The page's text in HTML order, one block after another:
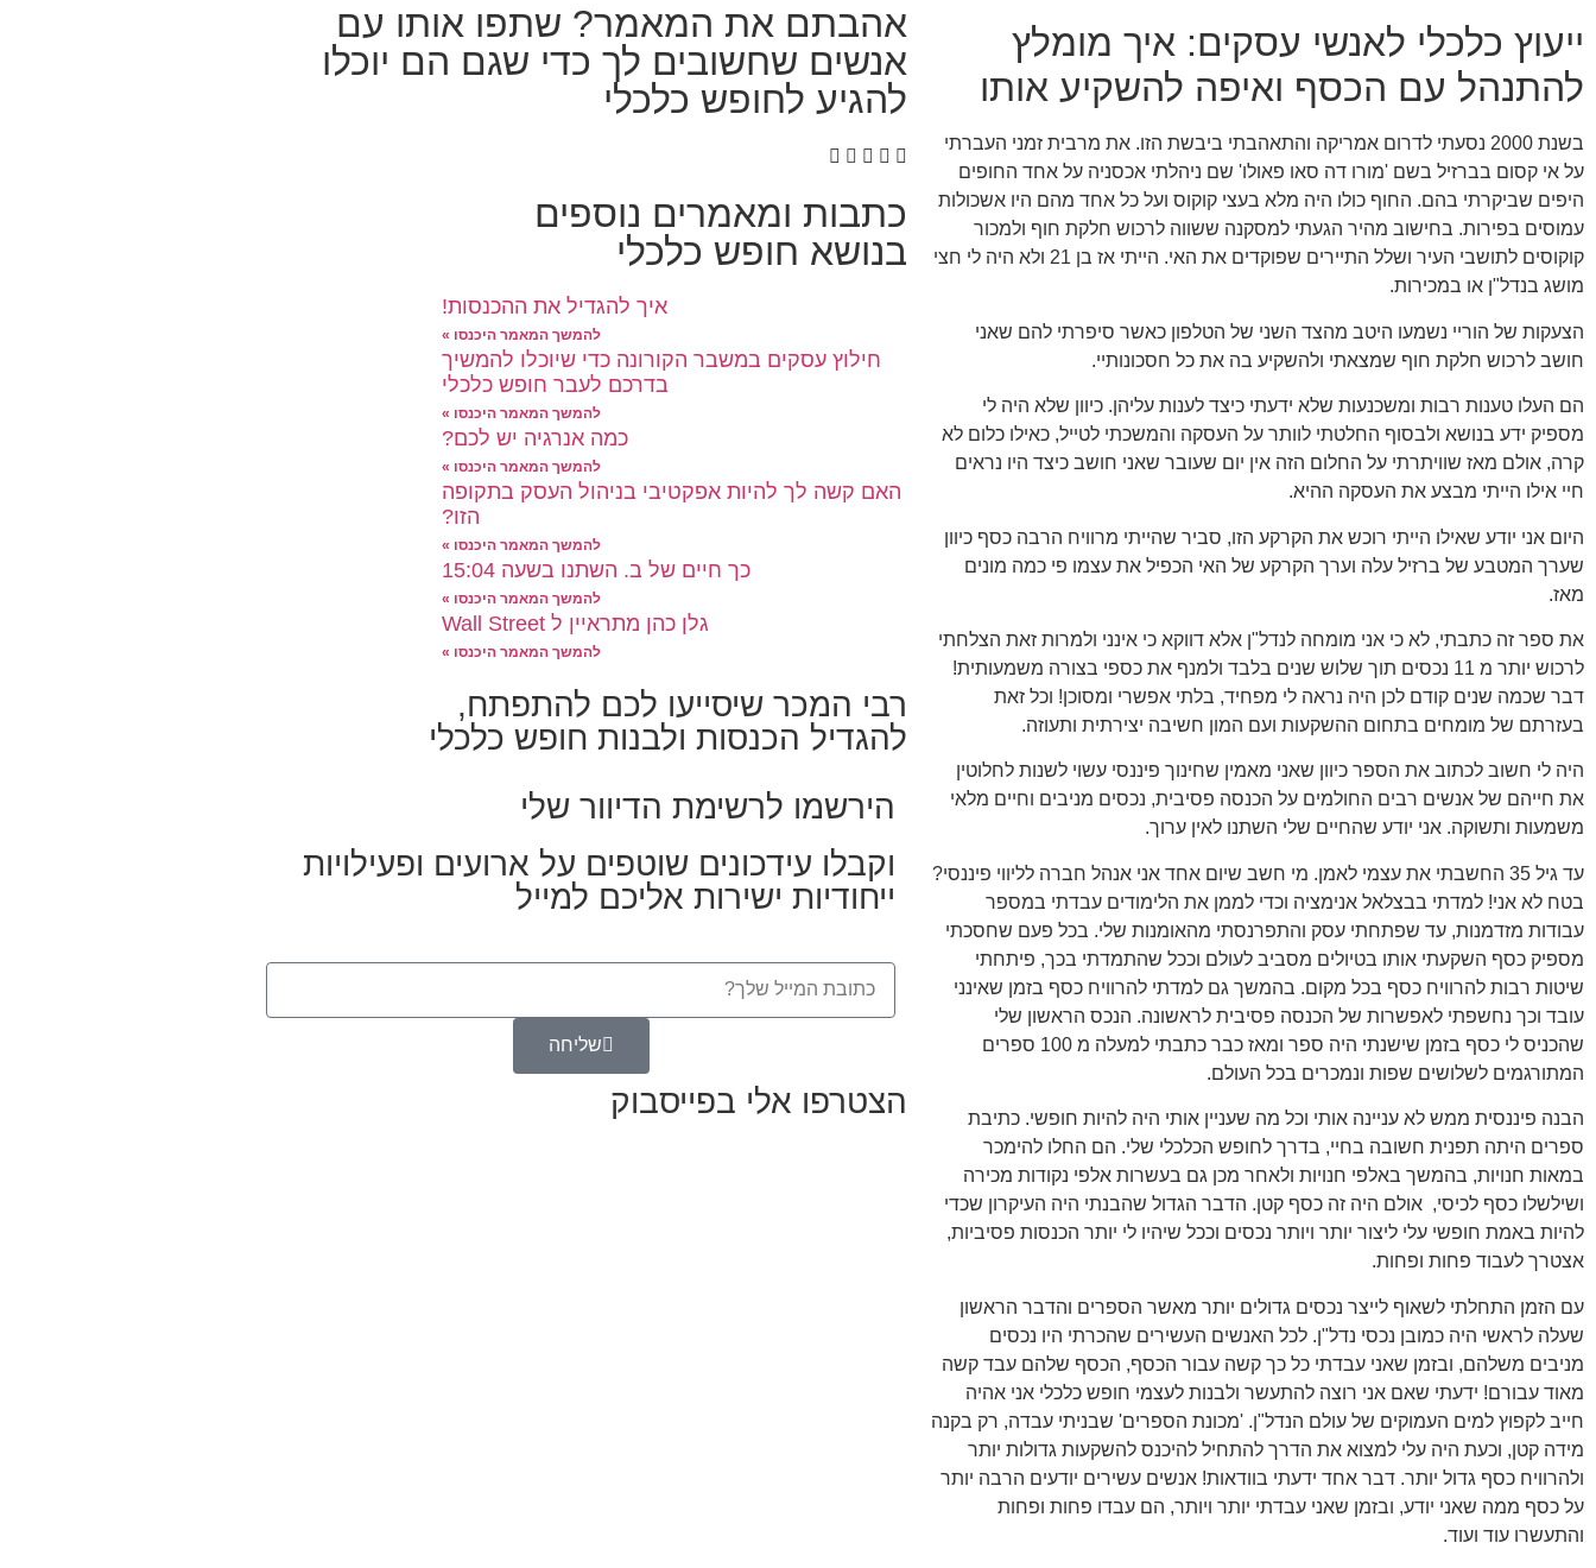
ייעוץ כלכלי לאנשי עסקים: איך מומלץ
להתנהל עם הכסף ואיפה להשקיע אותו
בשנת 2000 נסעתי לדרום אמריקה והתאהבתי ביבשת הזו. את מרבית זמני העברתי
על אי קסום בברזיל בשם 'מורו דה סאו פאולו' שם ניהלתי אכסניה על אחד החופים
היפים שביקרתי בהם. החוף כולו היה מלא בעצי קוקוס ועל כל אחד מהם היו אשכולות
עמוסים בפירות. בחישוב מהיר הגעתי למסקנה ששווה לרכוש חלקת חוף ולמכור
קוקוסים לתושבי העיר ושלל התיירים שפוקדים את האי. הייתי אז בן 21 ולא היה לי חצי
מושג בנדל"ן או במכירות.
הצעקות של הוריי נשמעו היטב מהצד השני של הטלפון כאשר סיפרתי להם שאני
חושב לרכוש חלקת חוף שמצאתי ולהשקיע בה את כל חסכונותיי.
הם העלו טענות רבות ומשכנעות שלא ידעתי כיצד לענות עליהן. כיוון שלא היה לי
מספיק ידע בנושא ולבסוף החלטתי לוותר על העסקה והמשכתי לטייל, כאילו כלום לא
קרה, אולם מאז שוויתרתי על החלום הזה אין יום שעובר שאני חושב כיצד היו נראים
חיי אילו הייתי מבצע את העסקה ההיא.
היום אני יודע שאילו הייתי רוכש את הקרקע הזו, סביר שהייתי מרוויח הרבה כסף כיוון
שערך המטבע של ברזיל עלה וערך הקרקע של האי הכפיל את עצמו פי כמה מונים
מאז.
את ספר זה כתבתי, לא כי אני מומחה לנדל"ן אלא דווקא כי אינני ולמרות זאת הצלחתי
לרכוש יותר מ 11 נכסים תוך שלוש שנים בלבד ולמנף את כספי בצורה משמעותית!
דבר שכמה שנים קודם לכן היה נראה לי מפחיד, בלתי אפשרי ומסוכן! וכל זאת
בעזרתם של מומחים בתחום ההשקעות ועם המון חשיבה יצירתית ותעוזה.
היה לי חשוב לכתוב את הספר כיוון שאני מאמין שחינוך פיננסי עשוי לשנות לחלוטין
את חייהם של אנשים רבים החולמים על הכנסה פסיבית, נכסים מניבים וחיים מלאי
משמעות ותשוקה. אני יודע שהחיים שלי השתנו לאין ערוך.
עד גיל 35 החשבתי את עצמי לאמן. מי חשב שיום אחד אני אנהל חברה לליווי פיננסי?
בטח לא אני! למדתי בבצלאל אנימציה וכדי לממן את הלימודים עבדתי במספר
עבודות מזדמנות, עד שפתחתי עסק והתפרנסתי מהאומנות שלי. בכל פעם שחסכתי
מספיק כסף השקעתי אותו בטיולים מסביב לעולם וככל שהתמדתי בכך, פיתחתי
שיטות רבות להרוויח כסף בכל מקום. בהמשך גם למדתי להרוויח כסף בזמן שאינני
עובד וכך נחשפתי לאפשרות של הכנסה פסיבית לראשונה. הנכס הראשון שלי
שהכניס לי כסף בזמן שישנתי היה ספר ומאז כבר כתבתי למעלה מ 100 ספרים
המתורגמים לשלושים שפות ונמכרים בכל העולם.
הבנה פיננסית ממש לא עניינה אותי וכל מה שעניין אותי היה להיות חופשי. כתיבת
ספרים היתה תפנית חשובה בחיי, בדרך לחופש הכלכלי שלי. הם החלו להימכר
במאות חנויות, בהמשך באלפי חנויות ולאחר מכן גם בעשרות אלפי נקודות מכירה
ושילשלו כסף לכיסי, אולם היה זה כסף קטן. הדבר הגדול שהבנתי היה העיקרון שכדי
להיות באמת חופשי עלי ליצור יותר ויותר נכסים וככל שיהיו לי יותר הכנסות פסיביות,
אצטרך לעבוד פחות ופחות.
עם הזמן התחלתי לשאוף לייצר נכסים גדולים יותר מאשר הספרים והדבר הראשון
שעלה לראשי היה כמובן נכסי נדל"ן. לכל האנשים העשירים שהכרתי היו נכסים
מניבים משלהם, ובזמן שאני עבדתי כל כך קשה עבור הכסף, הכסף שלהם עבד קשה
מאוד עבורם! ידעתי שאם אני רוצה להתעשר ולבנות לעצמי חופש כלכלי אני אהיה
חייב לקפוץ למים העמוקים של עולם הנדל"ן. 'מכונת הספרים' שבניתי עבדה, רק בקנה
מידה קטן, וכעת היה עלי למצוא את הדרך להתחיל להיכנס להשקעות גדולות יותר
ולהרוויח כסף גדול יותר. דבר אחד ידעתי בוודאות! אנשים עשירים יודעים הרבה יותר
על כסף ממה שאני יודע, ובזמן שאני עבדתי יותר ויותר, הם עבדו פחות ופחות
והתעשרו עוד ועוד.
אהבתם את המאמר? שתפו אותו עם
אנשים שחשובים לך כדי שגם הם יוכלו
להגיע לחופש כלכלי
כתבות ומאמרים נוספים
בנושא חופש כלכלי
איך להגדיל את ההכנסות!
להמשך המאמר היכנסו »
חילוץ עסקים במשבר הקורונה כדי שיוכלו להמשיך
בדרכם לעבר חופש כלכלי
להמשך המאמר היכנסו »
כמה אנרגיה יש לכם?
להמשך המאמר היכנסו »
האם קשה לך להיות אפקטיבי בניהול העסק בתקופה
הזו?
להמשך המאמר היכנסו »
כך חיים של ב. השתנו בשעה 15:04
להמשך המאמר היכנסו »
גלן כהן מתראיין ל Wall Street
להמשך המאמר היכנסו »
רבי המכר שיסייעו לכם להתפתח,
להגדיל הכנסות ולבנות חופש כלכלי
הירשמו לרשימת הדיוור שלי
וקבלו עידכונים שוטפים על ארועים ופעילויות
ייחודיות ישירות אליכם למייל
שליחה
הצטרפו אלי בפייסבוק